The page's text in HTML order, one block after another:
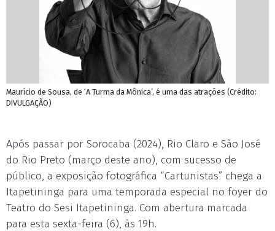
Maurício de Sousa, de ‘A Turma da Mônica’, é uma das atrações (Crédito:
DIVULGAÇÃO)
Após passar por Sorocaba (2024), Rio Claro e São José
do Rio Preto (março deste ano), com sucesso de
público, a exposição fotográfica “Cartunistas” chega a
Itapetininga para uma temporada especial no foyer do
Teatro do Sesi Itapetininga. Com abertura marcada
para esta sexta-feira (6), às 19h.